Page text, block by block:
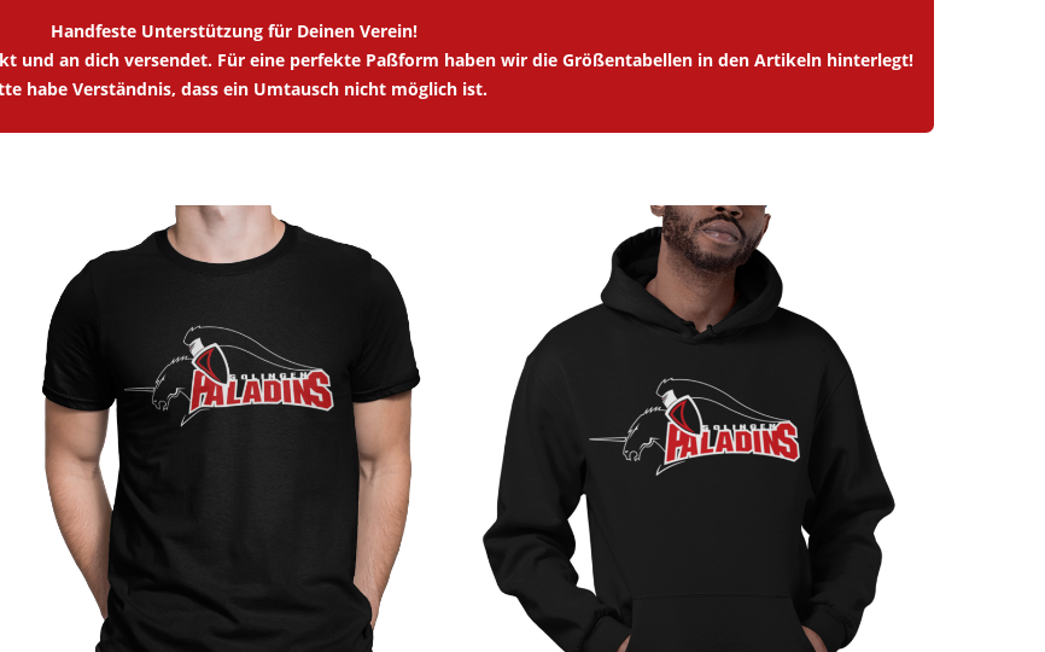
Handfeste Unterstützung für Deinen Verein!
und an dich versendet. Für eine perfekte Paßform haben wir dieGrößentabellen in den Artikeln hinterlegt!
habe Verständnis, dass ein Umtausch nicht möglich ist.